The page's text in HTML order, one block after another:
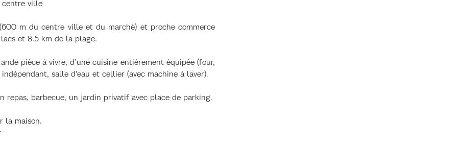
centre ville
m du centre ville et du marché) et proche commerce
et 8.5 km de la plage.
pièce à vivre, d’une cuisine entièrement équipée (four,
salle d'eau et cellier (avec machine à laver).
repas, barbecue, un jardin privatif avec place de parking.
la maison.